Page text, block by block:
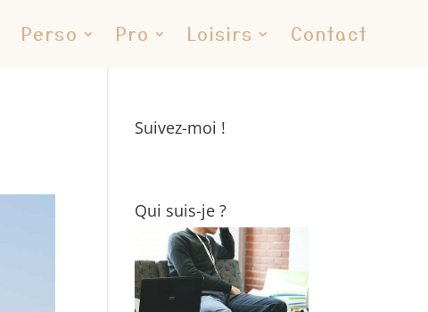
Perso Pro Loisirs Contact
Suivez-moi !
Qui suis-je ?